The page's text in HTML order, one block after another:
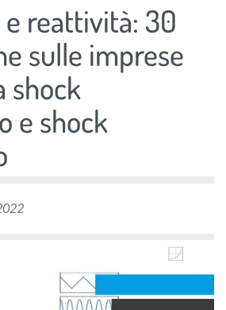
e reattività: 30
sulle imprese
shock
e shock